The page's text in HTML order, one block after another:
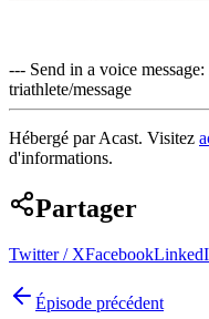
--- Send in a voice
triathlete/message
Hébergé par Acast. Visitez
d'informations.
Partager
Twitter / XFacebook
Épisode précédent